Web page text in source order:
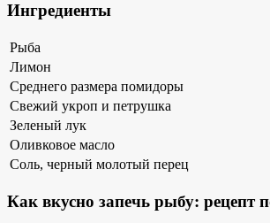
Ингредиенты
Рыба
Лимон
Среднего размера помидоры
Свежий укроп и петрушка
Зеленый лук
Оливковое масло
Соль, черный молотый перец
Как вкусно запечь рыбу: рецепт